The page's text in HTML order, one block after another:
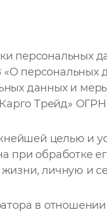
персональных
«О
данных и
Трейд» ОГРН
целью и
при обработке
личную и
в